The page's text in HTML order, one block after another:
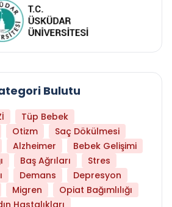
Bulutu
Tüp Bebek
Otizm
Saç Dökülmesi
Alzheimer
Bebek Gelişimi
Baş Ağrıları
Stres
Demans
Depresyon
Migren
Opiat Bağımlılığı
Hastalıkları